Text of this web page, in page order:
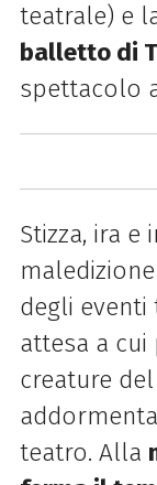
teatrale) e
balletto di
spettacolo
Stizza, ira
degli
attesa a
creature
teatro. Alla